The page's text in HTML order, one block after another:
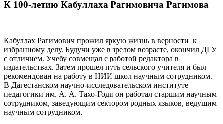
К 100-летию Кабуллаха Рагимовича Рагимова
Кабуллах Рагимович прожил яркую жизнь в верности к
избранному делу. Будучи уже в зрелом возрасте, окончил ДГУ
с отличием. Учебу совмещал с работой редактора в
издательствах. Затем прошел путь сельского учителя и был
рекомендован на работу в НИИ школ научным сотрудником.
В Дагестанском научно-исследовательском институте
педагогики им. А. А. Тахо-Годи он работал старшим научным
сотрудником, заведующим сектором родных языков, ведущим
научным сотрудником.